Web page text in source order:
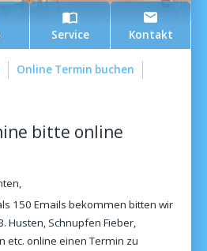
Service Kontakt
Online Termin buchen
bitte online
150 Emails bekommen bitten wir
Husten, Schnupfen Fieber,
etc. online einen Termin zu